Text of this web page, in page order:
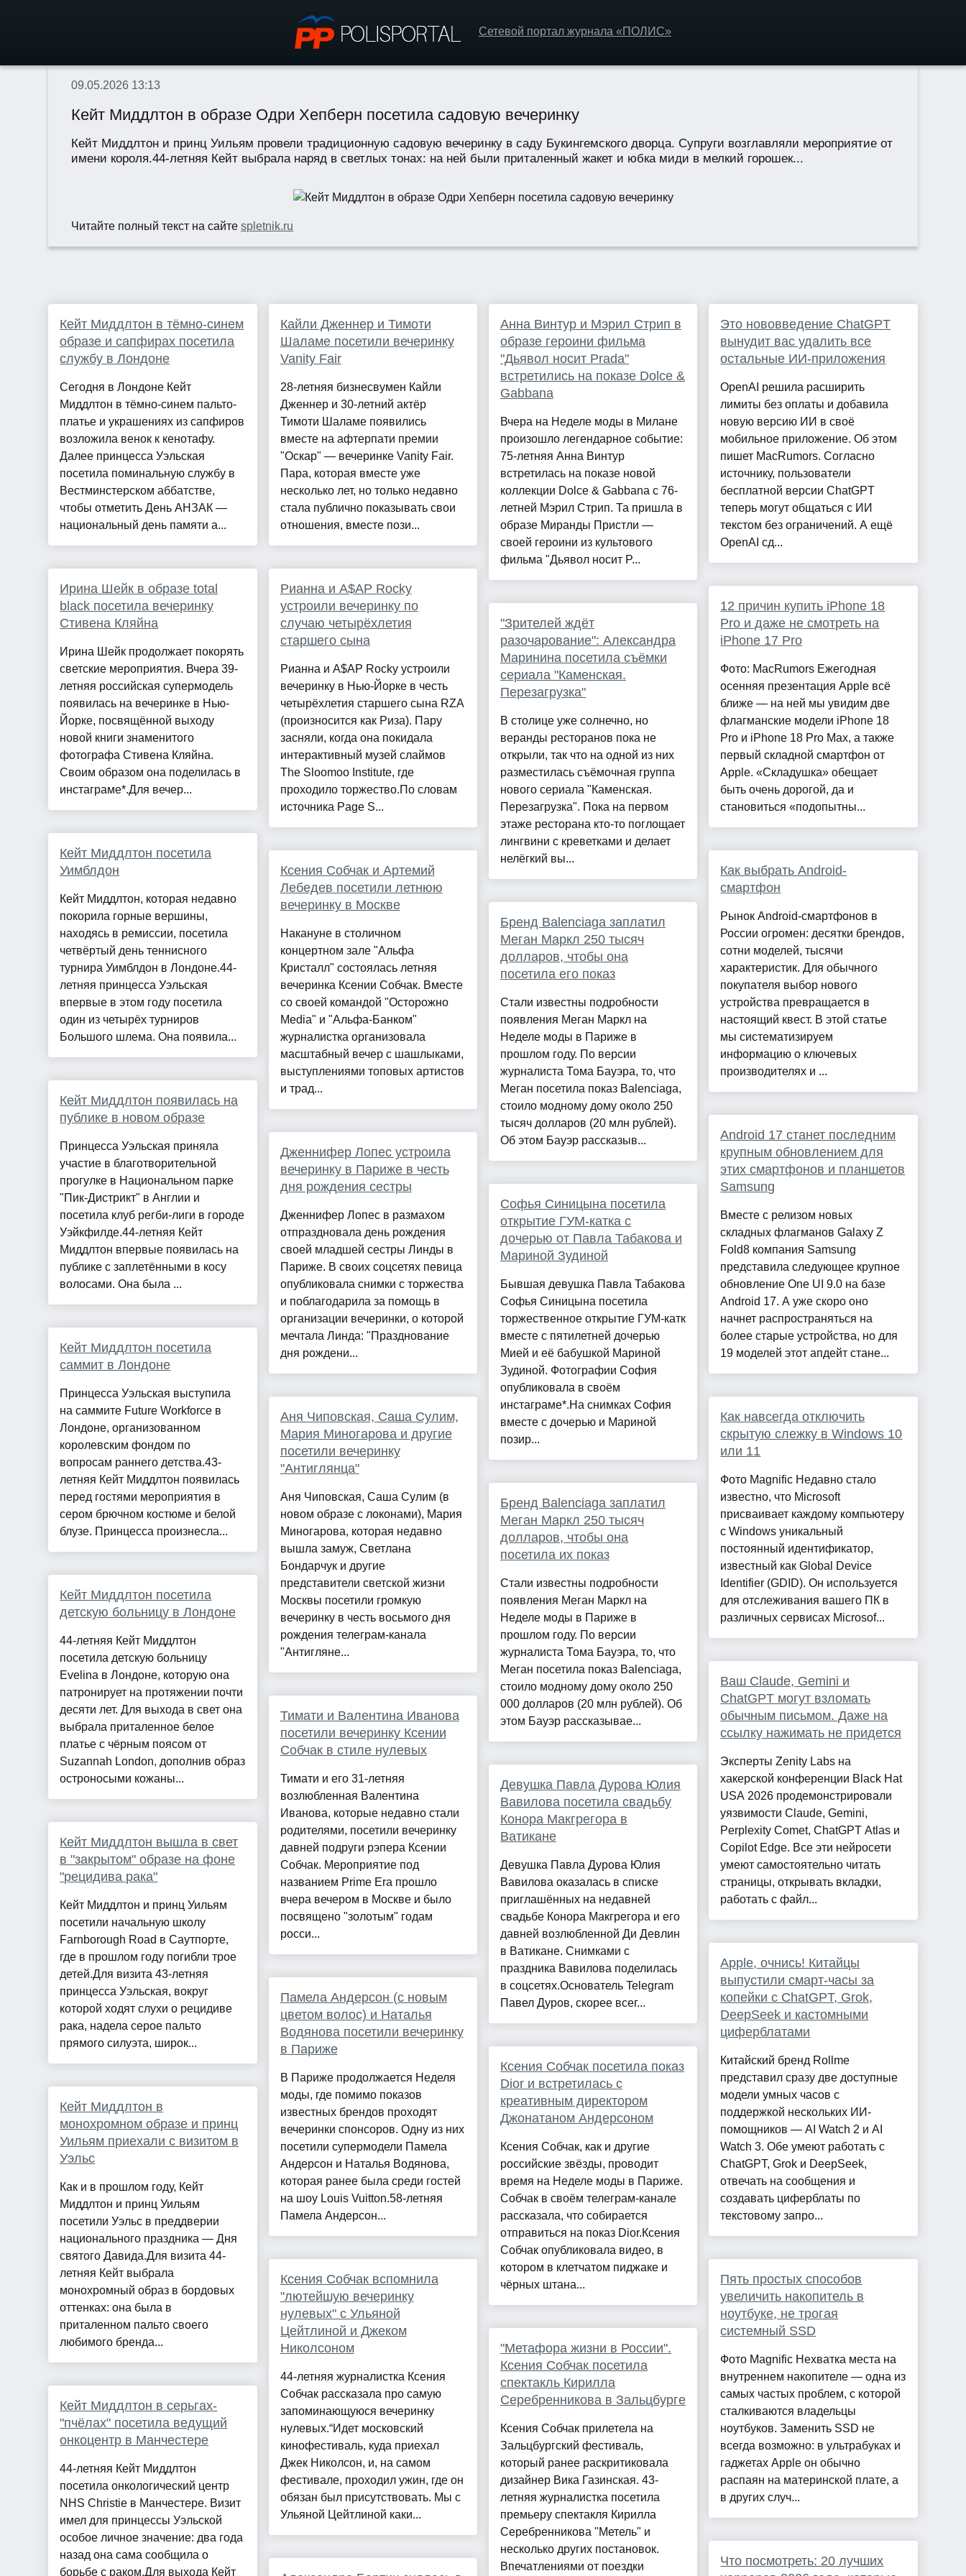
Сетевой портал журнала «ПОЛИС»
09.05.2026 13:13
Кейт Миддлтон в образе Одри Хепберн посетила садовую вечеринку
Кейт Миддлтон и принц Уильям провели традиционную садовую вечеринку в саду Букингемского дворца. Супруги возглавляли мероприятие от
имени короля.44-летняя Кейт выбрала наряд в светлых тонах: на ней были приталенный жакет и юбка миди в мелкий горошек...
Читайте полный текст на сайтеspletnik.ru
Кейт Миддлтон в тёмно-синем
образе и сапфирах посетила
службу в Лондоне
Сегодня в Лондоне Кейт
Миддлтон в тёмно-синем пальто-
платье и украшениях из сапфиров
возложила венок к кенотафу.
Далее принцесса Уэльская
посетила поминальную службу в
Вестминстерском аббатстве,
чтобы отметить День АНЗАК —
национальный день памяти а...
Ирина Шейк в образе total
black посетила вечеринку
Стивена Кляйна
Ирина Шейк продолжает покорять
светские мероприятия. Вчера 39-
летняя российская супермодель
появилась на вечеринке в Нью-
Йорке, посвящённой выходу
новой книги знаменитого
фотографа Стивена Кляйна.
Своим образом она поделилась в
инстаграме*.Для вечер...
Кейт Миддлтон посетила
Уимблдон
Кейт Миддлтон, которая недавно
покорила горные вершины,
находясь в ремиссии, посетила
четвёртый день теннисного
турнира Уимблдон в Лондоне.44-
летняя принцесса Уэльская
впервые в этом году посетила
один из четырёх турниров
Большого шлема. Она появила...
Кейт Миддлтон появилась на
публике в новом образе
Принцесса Уэльская приняла
участие в благотворительной
прогулке в Национальном парке
"Пик-Дистрикт" в Англии и
посетила клуб регби-лиги в городе
Уэйкфилде.44-летняя Кейт
Миддлтон впервые появилась на
публике с заплетёнными в косу
волосами. Она была ...
Кейт Миддлтон посетила
саммит в Лондоне
Принцесса Уэльская выступила
на саммите Future Workforce в
Лондоне, организованном
королевским фондом по
вопросам раннего детства.43-
летняя Кейт Миддлтон появилась
перед гостями мероприятия в
сером брючном костюме и белой
блузе. Принцесса произнесла...
Кейт Миддлтон посетила
детскую больницу в Лондоне
44-летняя Кейт Миддлтон
посетила детскую больницу
Evelina в Лондоне, которую она
патронирует на протяжении почти
десяти лет. Для выхода в свет она
выбрала приталенное белое
платье с чёрным поясом от
Suzannah London, дополнив образ
остроносыми кожаны...
Кейт Миддлтон вышла в свет
в "закрытом" образе на фоне
"рецидива рака"
Кейт Миддлтон и принц Уильям
посетили начальную школу
Farnborough Road в Саутпортe,
где в прошлом году погибли трое
детей.Для визита 43-летняя
принцесса Уэльская, вокруг
которой ходят слухи о рецидиве
рака, надела серое пальто
прямого силуэта, широк...
Кейт Миддлтон в
монохромном образе и принц
Уильям приехали с визитом в
Уэльс
Как и в прошлом году, Кейт
Миддлтон и принц Уильям
посетили Уэльс в преддверии
национального праздника — Дня
святого Давида.Для визита 44-
летняя Кейт выбрала
монохромный образ в бордовых
оттенках: она была в
приталенном пальто своего
любимого бренда...
Кейт Миддлтон в серьгах-
"пчёлах" посетила ведущий
онкоцентр в Манчестере
44-летняя Кейт Миддлтон
посетила онкологический центр
NHS Christie в Манчестере. Визит
имел для принцессы Уэльской
особое личное значение: два года
назад она сама сообщила о
борьбе с раком.Для выхода Кейт
Кайли Дженнер и Тимоти
Шаламе посетили вечеринку
Vanity Fair
28-летняя бизнесвумен Кайли
Дженнер и 30-летний актёр
Тимоти Шаламе появились
вместе на афтерпати премии
"Оскар" — вечеринке Vanity Fair.
Пара, которая вместе уже
несколько лет, но только недавно
стала публично показывать свои
отношения, вместе пози...
Рианна и A$AP Rocky
устроили вечеринку по
случаю четырёхлетия
старшего сына
Рианна и A$AP Rocky устроили
вечеринку в Нью-Йорке в честь
четырёхлетия старшего сына RZA
(произносится как Риза). Пару
засняли, когда она покидала
интерактивный музей слаймов
The Sloomoo Institute, где
проходило торжество.По словам
источника Page S...
Ксения Собчак и Артемий
Лебедев посетили летнюю
вечеринку в Москве
Накануне в столичном
концертном зале "Альфа
Кристалл" состоялась летняя
вечеринка Ксении Собчак. Вместе
со своей командой "Осторожно
Media" и "Альфа-Банком"
журналистка организовала
масштабный вечер с шашлыками,
выступлениями топовых артистов
и трад...
Дженнифер Лопес устроила
вечеринку в Париже в честь
дня рождения сестры
Дженнифер Лопес в размахом
отпраздновала день рождения
своей младшей сестры Линды в
Париже. В своих соцсетях певица
опубликовала снимки с торжества
и поблагодарила за помощь в
организации вечеринки, о которой
мечтала Линда: "Празднование
дня рождени...
Аня Чиповская, Саша Сулим,
Мария Миногарова и другие
посетили вечеринку
"Антиглянца"
Аня Чиповская, Саша Сулим (в
новом образе с локонами), Мария
Миногарова, которая недавно
вышла замуж, Светлана
Бондарчук и другие
представители светской жизни
Москвы посетили громкую
вечеринку в честь восьмого дня
рождения телеграм-канала
"Антигляне...
Тимати и Валентина Иванова
посетили вечеринку Ксении
Собчак в стиле нулевых
Тимати и его 31-летняя
возлюбленная Валентина
Иванова, которые недавно стали
родителями, посетили вечеринку
давней подруги рэпера Ксении
Собчак. Мероприятие под
названием Prime Era прошло
вчера вечером в Москве и было
посвящено "золотым" годам
росси...
Памела Андерсон (с новым
цветом волос) и Наталья
Водянова посетили вечеринку
в Париже
В Париже продолжается Неделя
моды, где помимо показов
известных брендов проходят
вечеринки спонсоров. Одну из них
посетили супермодели Памела
Андерсон и Наталья Водянова,
которая ранее была среди гостей
на шоу Louis Vuitton.58-летняя
Памела Андерсон...
Ксения Собчак вспомнила
"лютейшую вечеринку
нулевых" с Ульяной
Цейтлиной и Джеком
Николсоном
44-летняя журналистка Ксения
Собчак рассказала про самую
запоминающуюся вечеринку
нулевых.“Идет московский
кинофестиваль, куда приехал
Джек Николсон, и, на самом
фестивале, проходил ужин, где он
обязан был присутствовать. Мы с
Ульяной Цейтлиной каки...
Анна Винтур и Мэрил Стрип в
образе героини фильма
"Дьявол носит Prada"
встретились на показе Dolce &
Gabbana
Вчера на Неделе моды в Милане
произошло легендарное событие:
75-летняя Анна Винтур
встретилась на показе новой
коллекции Dolce & Gabbana с 76-
летней Мэрил Стрип. Та пришла в
образе Миранды Пристли —
своей героини из культового
фильма "Дьявол носит P...
"Зрителей ждёт
разочарование": Александра
Маринина посетила съёмки
сериала "Каменская.
Перезагрузка"
В столице уже солнечно, но
веранды ресторанов пока не
открыли, так что на одной из них
разместилась съёмочная группа
нового сериала "Каменская.
Перезагрузка". Пока на первом
этаже ресторана кто-то поглощает
лингвини с креветками и делает
нелёгкий вы...
Бренд Balenciaga заплатил
Меган Маркл 250 тысяч
долларов, чтобы она
посетила его показ
Стали известны подробности
появления Меган Маркл на
Неделе моды в Париже в
прошлом году. По версии
журналиста Тома Бауэра, то, что
Меган посетила показ Balenciaga,
стоило модному дому около 250
тысяч долларов (20 млн рублей).
Об этом Бауэр рассказыв...
Софья Синицына посетила
открытие ГУМ-катка с
дочерью от Павла Табакова и
Мариной Зудиной
Бывшая девушка Павла Табакова
Софья Синицына посетила
торжественное открытие ГУМ-катк
вместе с пятилетней дочерью
Мией и её бабушкой Мариной
Зудиной. Фотографии София
опубликовала в своём
инстаграме*.На снимках София
вместе с дочерью и Мариной
позир...
Бренд Balenciaga заплатил
Меган Маркл 250 тысяч
долларов, чтобы она
посетила их показ
Стали известны подробности
появления Меган Маркл на
Неделе моды в Париже в
прошлом году. По версии
журналиста Тома Бауэра, то, что
Меган посетила показ Balenciaga,
стоило модному дому около 250
000 долларов (20 млн рублей). Об
этом Бауэр рассказывае...
Девушка Павла Дурова Юлия
Вавилова посетила свадьбу
Конора Макгрегора в
Ватикане
Девушка Павла Дурова Юлия
Вавилова оказалась в списке
приглашённых на недавней
свадьбе Конора Макгрегора и его
давней возлюбленной Ди Девлин
в Ватикане. Снимками с
праздника Вавилова поделилась
в соцсетях.Основатель Telegram
Павел Дуров, скорее всег...
Ксения Собчак посетила показ
Dior и встретилась с
креативным директором
Джонатаном Андерсоном
Ксения Собчак, как и другие
российские звёзды, проводит
время на Неделе моды в Париже.
Собчак в своём телеграм-канале
рассказала, что собирается
отправиться на показ Dior.Ксения
Собчак опубликовала видео, в
котором в клетчатом пиджаке и
чёрных штана...
"Метафора жизни в России".
Ксения Собчак посетила
спектакль Кирилла
Серебренникова в Зальцбурге
Ксения Собчак прилетела на
Зальцбургский фестиваль,
который ранее раскритиковала
дизайнер Вика Газинская. 43-
летняя журналистка посетила
премьеру спектакля Кирилла
Серебренникова "Метель" и
несколько других постановок.
Впечатлениями от поездки
Это нововведение ChatGPT
вынудит вас удалить все
остальные ИИ-приложения
OpenAI решила расширить
лимиты без оплаты и добавила
новую версию ИИ в своё
мобильное приложение. Об этом
пишет MacRumors. Согласно
источнику, пользователи
бесплатной версии ChatGPT
теперь могут общаться с ИИ
текстом без ограничений. А ещё
OpenAI сд...
12 причин купить iPhone 18
Pro и даже не смотреть на
iPhone 17 Pro
Фото: MacRumors Ежегодная
осенняя презентация Apple всё
ближе — на ней мы увидим две
флагманские модели iPhone 18
Pro и iPhone 18 Pro Max, а также
первый складной смартфон от
Apple. «Складушка» обещает
быть очень дорогой, да и
становиться «подопытны...
Как выбрать Android-
смартфон
Рынок Android-смартфонов в
России огромен: десятки брендов,
сотни моделей, тысячи
характеристик. Для обычного
покупателя выбор нового
устройства превращается в
настоящий квест. В этой статье
мы систематизируем
информацию о ключевых
производителях и ...
Android 17 станет последним
крупным обновлением для
этих смартфонов и планшетов
Samsung
Вместе с релизом новых
складных флагманов Galaxy Z
Fold8 компания Samsung
представила следующее крупное
обновление One UI 9.0 на базе
Android 17. А уже скоро оно
начнет распространяться на
более старые устройства, но для
19 моделей этот апдейт стане...
Как навсегда отключить
скрытую слежку в Windows 10
или 11
Фото Magnific Недавно стало
известно, что Microsoft
присваивает каждому компьютеру
с Windows уникальный
постоянный идентификатор,
известный как Global Device
Identifier (GDID). Он используется
для отслеживания вашего ПК в
различных сервисах Microsof...
Ваш Claude, Gemini и
ChatGPT могут взломать
обычным письмом. Даже на
ссылку нажимать не придется
Эксперты Zenity Labs на
хакерской конференции Black Hat
USA 2026 продемонстрировали
уязвимости Claude, Gemini,
Perplexity Comet, ChatGPT Atlas и
Copilot Edge. Все эти нейросети
умеют самостоятельно читать
страницы, открывать вкладки,
работать с файл...
Apple, очнись! Китайцы
выпустили смарт-часы за
копейки с ChatGPT, Grok,
DeepSeek и кастомными
циферблатами
Китайский бренд Rollme
представил сразу две доступные
модели умных часов с
поддержкой нескольких ИИ-
помощников — AI Watch 2 и AI
Watch 3. Обе умеют работать с
ChatGPT, Grok и DeepSeek,
отвечать на сообщения и
создавать циферблаты по
текстовому запро...
Пять простых способов
увеличить накопитель в
ноутбуке, не трогая
системный SSD
Фото Magnific Нехватка места на
внутреннем накопителе — одна из
самых частых проблем, с которой
сталкиваются владельцы
ноутбуков. Заменить SSD не
всегда возможно: в ультрабуках и
гаджетах Apple он обычно
распаян на материнской плате, а
в других случ...
Что посмотреть: 20 лучших